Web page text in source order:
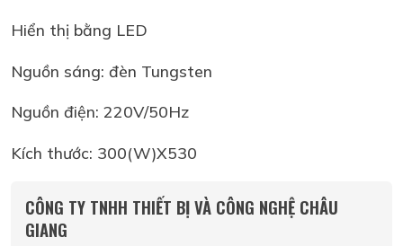
Hiển thị bằng LED
Nguồn sáng: đèn Tungsten
Nguồn điện: 220V/50Hz
Kích thước: 300(W)X530
CÔNG TY TNHH THIẾT BỊ VÀ CÔNG NGHỆ CHÂU
GIANG